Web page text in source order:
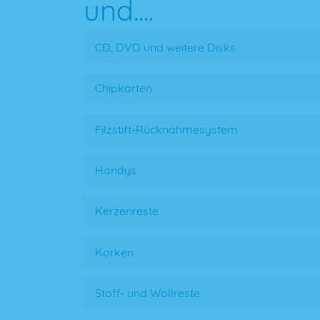
und....
CD, DVD und weitere Disks
Chipkarten
Filzstift-Rücknahmesystem
Handys
Kerzenreste
Korken
Stoff- und Wollreste